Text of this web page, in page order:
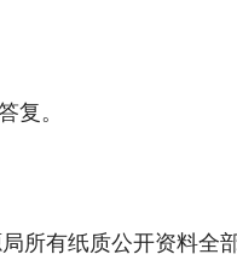
。
有纸质公开资料全